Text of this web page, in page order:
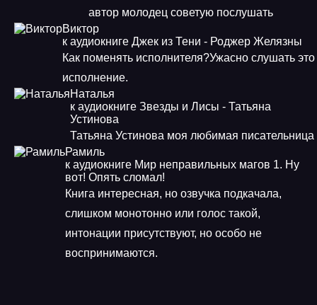
автор молодец советую послушать
Виктор
к аудиокниге Джек из Тени - Роджер Желязны
Как поменять исполнителя?Ужасно слушать это
исполнение.
Наталья
к аудиокниге Звезды и Лисы - Татьяна
Устинова
Татьяна Устинова моя любимая писательница
Рамиль
к аудиокниге Мир неправильных магов 1. Ну
вот! Опять сломал!
Книга интересная, но озвучка подкачала,
слишком монотонно или голос такой,
интонации присутствуют, но особо не
воспринимаются.